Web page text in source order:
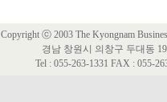
Copyright ⓒ 2003 The Kyongnam
경남 창원시 의창구 두대동
Tel : 055-263-1331 FAX : 055-